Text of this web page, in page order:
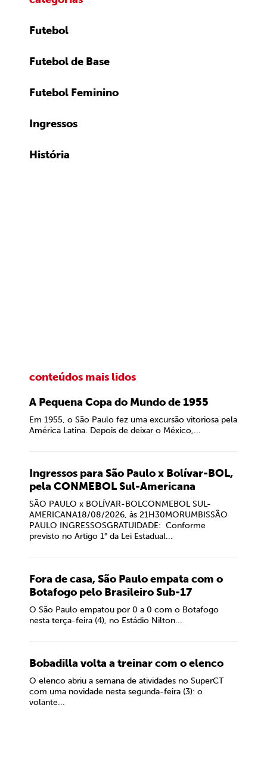
Futebol
Futebol de Base
Futebol Feminino
Ingressos
História
conteúdos mais lidos
A Pequena Copa do Mundo de 1955
Em 1955, o São Paulo fez uma excursão vitoriosa pela
América Latina. Depois de deixar o México,...
Ingressos para São Paulo x Bolívar-BOL,
pela CONMEBOL Sul-Americana
SÃO PAULO x BOLÍVAR-BOLCONMEBOL SUL-
AMERICANA18/08/2026, às 21H30MORUMBISSÃO
PAULO INGRESSOSGRATUIDADE: Conforme
previsto no Artigo 1° da Lei Estadual...
Fora de casa, São Paulo empata com o
Botafogo pelo Brasileiro Sub-17
O São Paulo empatou por 0 a 0 com o Botafogo
nesta terça-feira (4), no Estádio Nilton...
Bobadilla volta a treinar com o elenco
O elenco abriu a semana de atividades no SuperCT
com uma novidade nesta segunda-feira (3): o
volante...